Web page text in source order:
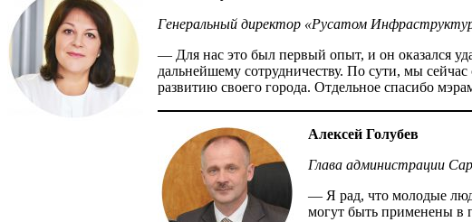
Генеральный директор «Русатом
— Для нас это был первый опыт, и он оказался
дальнейшему сотрудничеству. По сути, мы
развитию своего города. Отдельное спасибо
Алексей Голубев
Глава администрации
— Я рад, что молодые
могут быть применены в